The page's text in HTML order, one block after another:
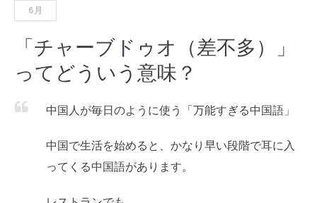
6月
「チャーブドゥオ（差不多）」
ってどういう意味？
中国人が毎日のように使う「万能すぎる中国語」
中国で生活を始めると、かなり早い段階で耳に入
ってくる中国語があります。